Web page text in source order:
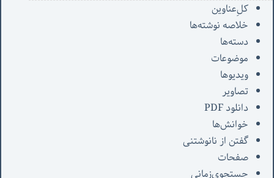
کل‌ِعناوین
خلاصه نوشته‌ها
دسته‌ها
موضوعات
ویدیوها
تصاویر
دانلود PDF
خوانش‌ها
گفتن از نانوشتنی
صفحات
جستجوی‌زمانی